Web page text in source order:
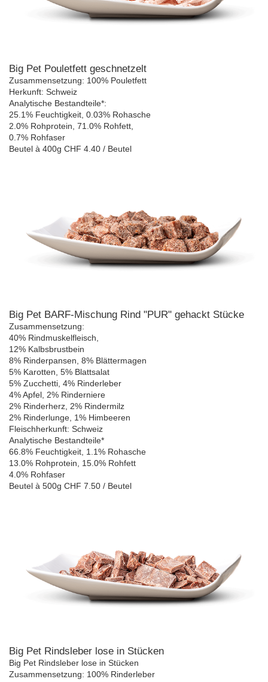
Big Pet Pouletfett geschnetzelt
Zusammensetzung: 100% Pouletfett
Herkunft: Schweiz
Analytische Bestandteile*:
25.1% Feuchtigkeit, 0.03% Rohasche
2.0% Rohprotein, 71.0% Rohfett,
0.7% Rohfaser
Beutel à 400g CHF 4.40 / Beutel
Big Pet BARF-Mischung Rind "PUR" gehackt Stücke
Zusammensetzung:
40% Rindmuskelfleisch,
12% Kalbsbrustbein
8% Rinderpansen, 8% Blättermagen
5% Karotten, 5% Blattsalat
5% Zucchetti, 4% Rinderleber
4% Apfel, 2% Rinderniere
2% Rinderherz, 2% Rindermilz
2% Rinderlunge, 1% Himbeeren
Fleischherkunft: Schweiz
Analytische Bestandteile*
66.8% Feuchtigkeit, 1.1% Rohasche
13.0% Rohprotein, 15.0% Rohfett
4.0% Rohfaser
Beutel à 500g CHF 7.50 / Beutel
Big Pet Rindsleber lose in Stücken
Big Pet Rindsleber lose in Stücken
Zusammensetzung: 100% Rinderleber